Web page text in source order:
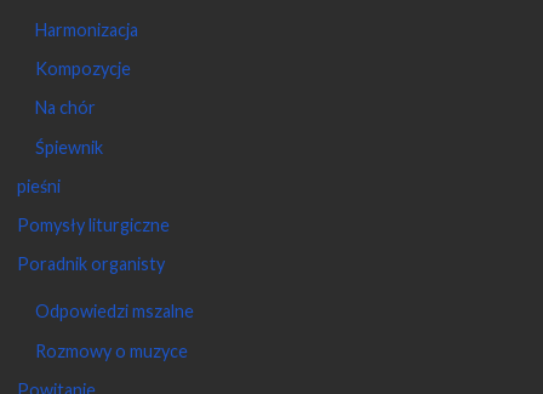
Harmonizacja
Kompozycje
Na chór
Śpiewnik
pieśni
Pomysły liturgiczne
Poradnik organisty
Odpowiedzi mszalne
Rozmowy o muzyce
Powitanie